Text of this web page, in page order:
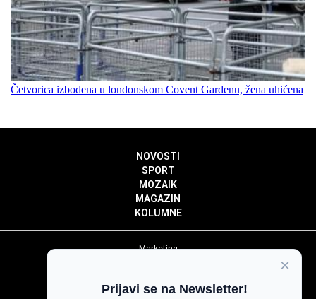
Četvorica izbodena u londonskom Covent Gardenu, žena uhićena
NOVOSTI
SPORT
MOZAIK
MAGAZIN
KOLUMNE
Marketing
Impressum
×
Prijavi se na Newsletter!